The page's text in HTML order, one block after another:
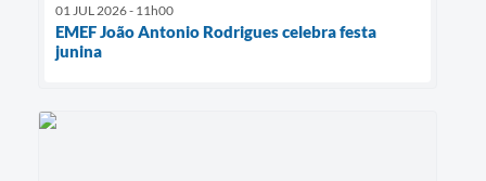
01 JUL 2026 - 11h00
EMEF João Antonio Rodrigues celebra festa
junina